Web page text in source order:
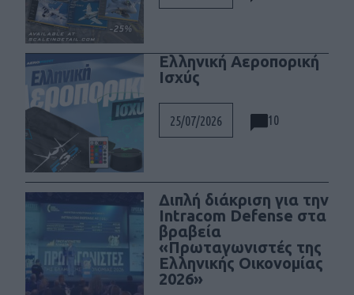
Ελληνική Αεροπορική
Ισχύς
25/07/2026 10
Διπλή διάκριση για την
Intracom Defense στα
βραβεία
«Πρωταγωνιστές της
Ελληνικής Οικονομίας
2026»